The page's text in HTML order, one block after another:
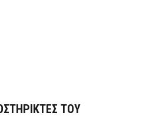
ΤΟΥ